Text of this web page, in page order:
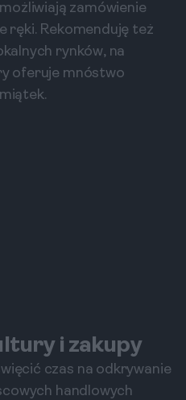
zamówienie
ręki. Rekomenduję też
rynków, na
oferuje mnóstwo
i zakupy
czas na odkrywanie
handlowych